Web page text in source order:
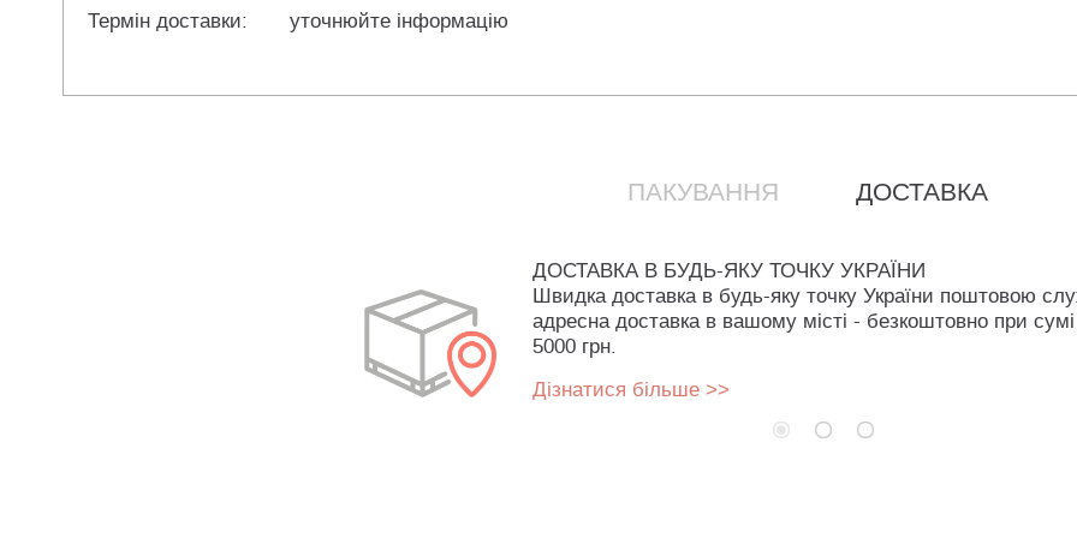
Термін доставки: уточнюйте інформацію
ПАКУВАННЯ ДОСТАВКА
ДОСТАВКА В БУДЬ-ЯКУ ТОЧКУ УКРАЇНИ
Швидка доставка в будь-яку точку України поштовою
адресна доставка в вашому місті - безкоштовно при
5000 грн.
Дізнатися більше >>